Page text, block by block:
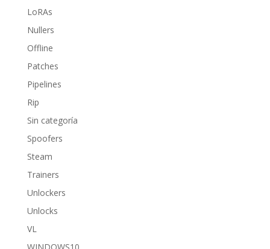
LoRAs
Nullers
Offline
Patches
Pipelines
Rip
Sin categoría
Spoofers
Steam
Trainers
Unlockers
Unlocks
VL